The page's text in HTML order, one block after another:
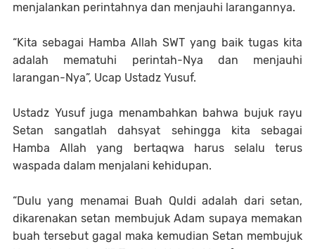
menjalankan perintahnya dan menjauhi larangannya.
“Kita sebagai Hamba Allah SWT yang baik tugas kita
adalah mematuhi perintah-Nya dan menjauhi
larangan-Nya”, Ucap Ustadz Yusuf.
Ustadz Yusuf juga menambahkan bahwa bujuk rayu
Setan sangatlah dahsyat sehingga kita sebagai
Hamba Allah yang bertaqwa harus selalu terus
waspada dalam menjalani kehidupan.
“Dulu yang menamai Buah Quldi adalah dari setan,
dikarenakan setan membujuk Adam supaya memakan
buah tersebut gagal maka kemudian Setan membujuk